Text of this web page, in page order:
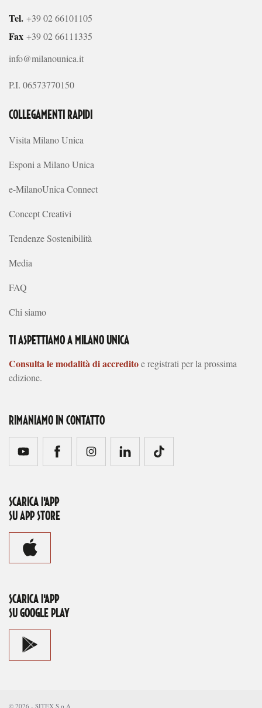
Tel. +39 02 66101105
Fax +39 02 66111335
info@milanounica.it
P.I. 06573770150
COLLEGAMENTI RAPIDI
Visita Milano Unica
Esponi a Milano Unica
e-MilanoUnica Connect
Concept Creativi
Tendenze Sostenibilità
Media
FAQ
Chi siamo
TI ASPETTIAMO A MILANO UNICA
Consulta le modalità di accreditoe registrati per la prossima
edizione.
RIMANIAMO IN CONTATTO
SCARICA l'APP
SU APP STORE
SCARICA l'APP
SU GOOGLE PLAY
© 2026 - SITEX S.p.A